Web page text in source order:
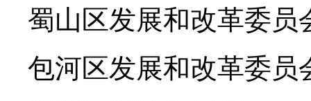
蜀山区发展和改革委
包河区发展和改革委